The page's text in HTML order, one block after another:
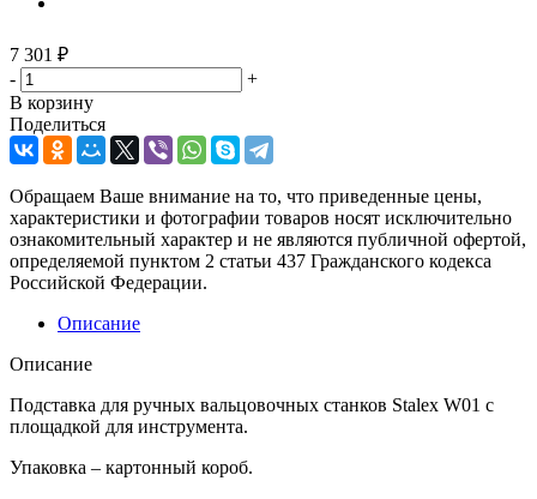
7 301 ₽
-
+
В корзину
Поделиться
Обращаем Ваше внимание на то, что приведенные цены,
характеристики и фотографии товаров носят исключительно
ознакомительный характер и не являются публичной офертой,
определяемой пунктом 2 статьи 437 Гражданского кодекса
Российской Федерации.
Описание
Описание
Подставка для ручных вальцовочных станков Stalex W01 с
площадкой для инструмента.
Упаковка – картонный короб.